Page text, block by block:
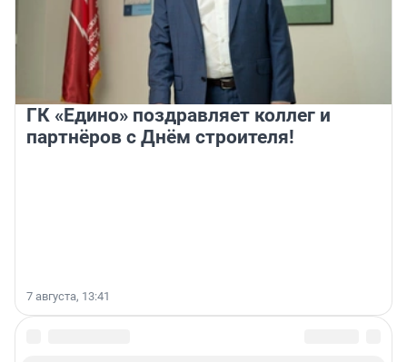
ГК «Едино» поздравляет коллег и
партнёров с Днём строителя!
7 августа, 13:41